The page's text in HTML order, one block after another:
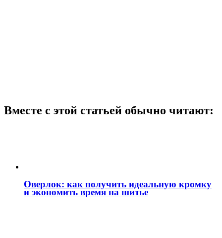
Вместе с этой статьей обычно читают:
Оверлок: как получить идеальную кромку
и экономить время на шитье